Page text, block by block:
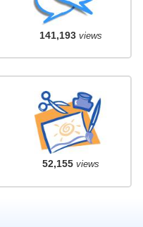
141,193views
52,155views